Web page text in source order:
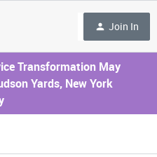
Join In
Transformation May
Yards, New York